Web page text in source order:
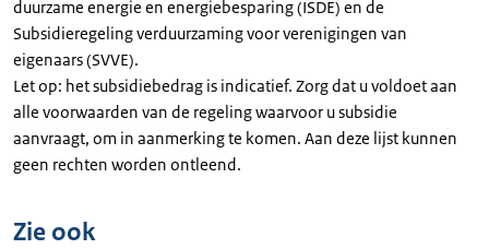
duurzame energie en energiebesparing (ISDE) en de
Subsidieregeling verduurzaming voor verenigingen van
eigenaars (SVVE).
Let op: het subsidiebedrag is indicatief. Zorg dat u voldoet aan
alle voorwaarden van de regeling waarvoor u subsidie
aanvraagt, om in aanmerking te komen. Aan deze lijst kunnen
geen rechten worden ontleend.
Zie ook